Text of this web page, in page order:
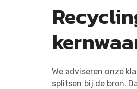
We adviseren onze
splitsen bij de bron.